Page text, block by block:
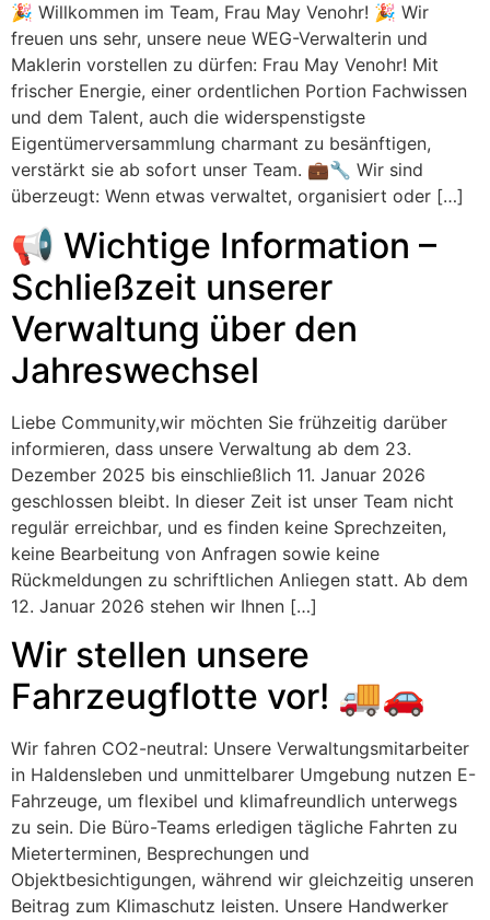
🎉 Willkommen im Team, Frau May Venohr! 🎉 Wir
freuen uns sehr, unsere neue WEG-Verwalterin und
Maklerin vorstellen zu dürfen: Frau May Venohr! Mit
frischer Energie, einer ordentlichen Portion Fachwissen
und dem Talent, auch die widerspenstigste
Eigentümerversammlung charmant zu besänftigen,
verstärkt sie ab sofort unser Team. 💼🔧 Wir sind
überzeugt: Wenn etwas verwaltet, organisiert oder […]
📢 Wichtige Information –
Schließzeit unserer
Verwaltung über den
Jahreswechsel
Liebe Community,wir möchten Sie frühzeitig darüber
informieren, dass unsere Verwaltung ab dem 23.
Dezember 2025 bis einschließlich 11. Januar 2026
geschlossen bleibt. In dieser Zeit ist unser Team nicht
regulär erreichbar, und es finden keine Sprechzeiten,
keine Bearbeitung von Anfragen sowie keine
Rückmeldungen zu schriftlichen Anliegen statt. Ab dem
12. Januar 2026 stehen wir Ihnen […]
Wir stellen unsere
Fahrzeugflotte vor! 🚚🚗
Wir fahren CO2-neutral: Unsere Verwaltungsmitarbeiter
in Haldensleben und unmittelbarer Umgebung nutzen E-
Fahrzeuge, um flexibel und klimafreundlich unterwegs
zu sein. Die Büro-Teams erledigen tägliche Fahrten zu
Mieterterminen, Besprechungen und
Objektbesichtigungen, während wir gleichzeitig unseren
Beitrag zum Klimaschutz leisten. Unsere Handwerker